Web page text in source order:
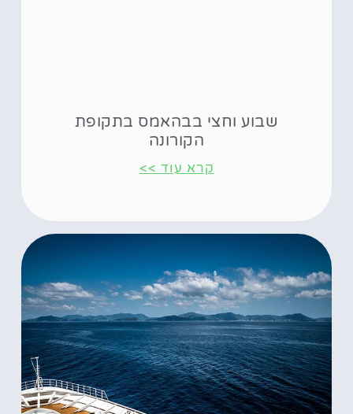
שבוע וחצי בבהאמס בתקופת
הקורונה
קרא עוד >>